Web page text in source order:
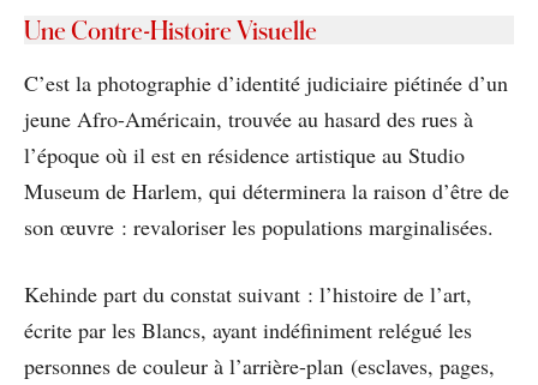
Une Contre-Histoire Visuelle
C’est la photographie d’identité judiciaire piétinée d’un
jeune Afro-Américain, trouvée au hasard des rues à
l’époque où il est en résidence artistique au Studio
Museum de Harlem, qui déterminera la raison d’être de
son œuvre : revaloriser les populations marginalisées.
Kehinde part du constat suivant : l’histoire de l’art,
écrite par les Blancs, ayant indéfiniment relégué les
personnes de couleur à l’arrière-plan (esclaves, pages,